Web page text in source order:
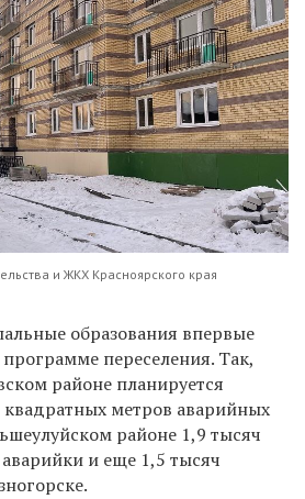
и ЖКХ Красноярского края
образования впервые
программе переселения. Так,
районе планируется
квадратных метров аварийных
районе 1,9 тысяч
и еще 1,5 тысяч